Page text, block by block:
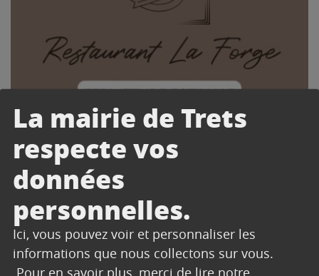
La mairie de Trets
respecte vos
données
personnelles.
Ici, vous pouvez voir et personnaliser les
informations que nous collectons sur vous.
Pour en savoir plus, merci de lire notre